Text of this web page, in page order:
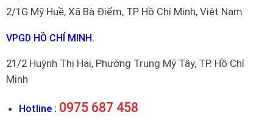
2/1G Mỹ Huề, Xã Bà Điểm, TP Hồ Chí Minh, Việt Nam
VPGD HỒ CHÍ MINH.
21/2 Huỳnh Thị Hai, Phường Trung Mỹ Tây, TP. Hồ Chí
Minh
Hotline : 0975 687 458